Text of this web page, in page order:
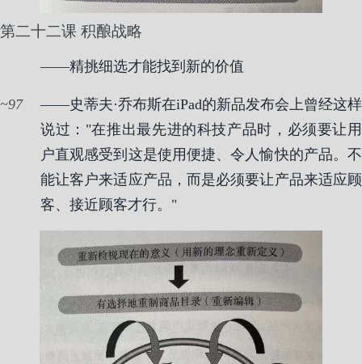
第二十二课 积酿战略
——精挑细选才能找到新的价值
97
——史蒂夫·乔布斯在iPad的新品发布会上曾经这样
说过："在推出最先进的科技产品时，必须要让用
户直观感受到这是使用便捷、令人愉快的产品。不
能让客户来适应产品，而是必须要让产品来适应顾
客、接近顾客才行。"